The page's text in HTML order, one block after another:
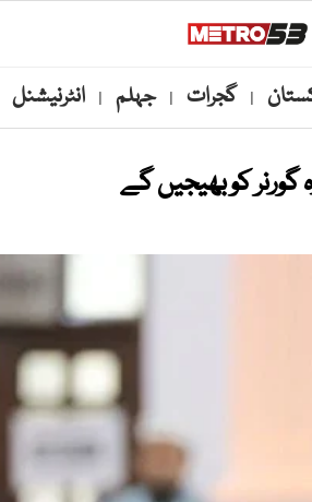
| گجرات | جہلم | انٹرنیشنل
گورنر کو بھیجیں گے